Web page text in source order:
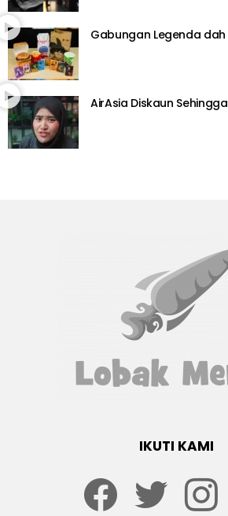
Gabungan Legenda dah
AirAsia Diskaun
IKUTI KAMI